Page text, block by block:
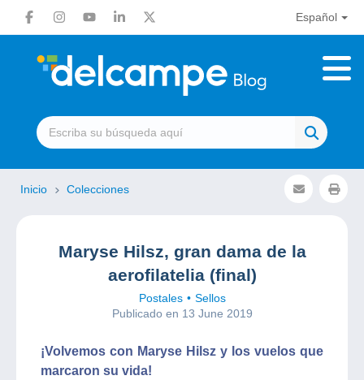
Español
Inicio Colecciones
Maryse Hilsz, gran dama de la
aerofilatelia (final)
Postales
Sellos
Publicado en 13 June 2019
¡Volvemos con Maryse Hilsz y los vuelos que
marcaron su vida!